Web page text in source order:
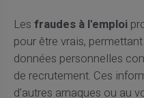
Les fraudes à l'emploi
pour être vrais,
données personnelles
de recrutement. Ces
d'autres arnaques ou au